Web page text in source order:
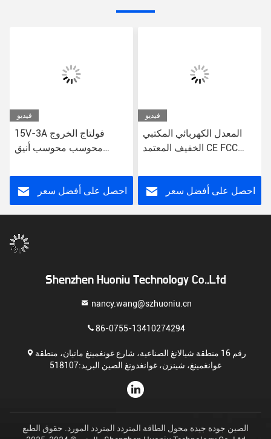
فيديو
15V-3A فولتاج الخروج
محوسب محوسب أنيق
للكمبيوترات المكتبية
احصل على أفضل سعر
فيديو
المعدل الكهربائي المكتبي
الخفيف المعتمد CE FCC
احصل على أفضل سعر
Shenzhen Huoniu Technology Co.,Ltd
nancy.wang@szhuoniu.cn
86-0755-13410274294
رقم 16 منطقة شيالانغ الصناعية، شارع غونغمينغ ماتيان، منطقة
غوانغمينغ، شينزن، غوانغدونغ الصين البريد:518107
الصين جودة جيدة محول الطاقة المتردد المتردد المورد. حقوق الطبع